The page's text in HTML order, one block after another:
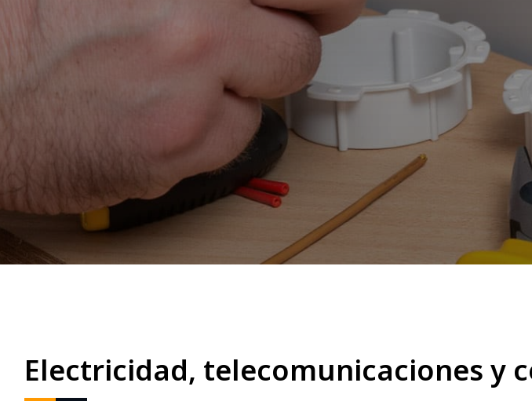
Electricidad, telecomunicaciones y